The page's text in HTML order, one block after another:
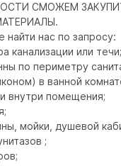
СМОЖЕМ
нас по запросу:
канализации или течи;
по периметру
в ванной
внутри помещения;
мойки, душевой
;